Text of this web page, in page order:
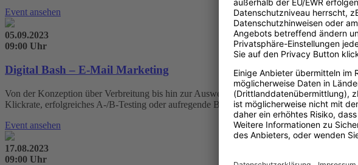
Event ansehen
05.09.2023
09:00 Uhr
Digital Bash – E-Mail Marketing
Von der Konzeption über Verbreitung bis hin zur Auswertung deckt der Digital Bash - E-
Klickrate, erfolgreiches A-/B-Testing oder aufregende Betreffzeilen, beim Digital Bash –
Event ansehen
17.08.2023
09:00 Uhr